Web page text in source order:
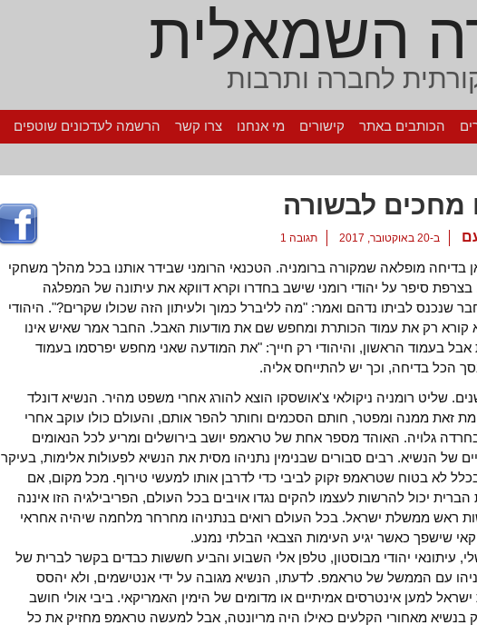
השמאלית
לחברה ותרבות
הכותבים באתר קישורים מי אנחנו צרו קשר הרשמה לעדכונים שוטפים
מחכים לבשורה
ב-20 באוקטובר, 2017 תגובה 1
בדיחה מופלאה שמקורה ברומניה. הטכנאי הרומני שבידר אותנו בכל מהלך משחקי
המונדיאל 1998 בצרפת סיפר על יהודי רומני שישב בחדרו וקרא דווקא את עיתונה של המפלגה
שנכנס לביתו נדהם ואמר: "מה לליברל כמוך ולעיתון הזה שכולו שקרים?". היהודי
קורא רק את עמוד הכותרת ומחפש שם את מודעות האבל. החבר אמר שאיש אינו
בעמוד הראשון, והיהודי רק חייך: "את המודעה שאני מחפש יפרסמו בעמוד
הכל בדיחה, וכך יש להתייחס אליה.
שליט רומניה ניקולאי צ'אושסקו הוצא להורג אחרי משפט מהיר. הנשיא דונלד
זאת ממנה ומפטר, חותם הסכמים וחותר להפר אותם, והעולם כולו עוקב אחרי
גלויה. האוהד מספר אחת של טראמפ יושב בירושלים ומריע לכל הנאומים
של הנשיא. רבים סבורים שבנימין נתניהו מסית את הנשיא לפעולות אלימות, בעיקר
בכלל לא בטוח שטראמפ זקוק לביבי כדי לדרבן אותו למעשי טירוף. מכל מקום, אם
הברית יכול להרשות לעצמו להקים נגדו אויבים בכל העולם, הפריבילגיה הזו איננה
ראש ממשלת ישראל. בכל העולם רואים בנתניהו מחרחר מלחמה שיהיה אחראי
שישפך כאשר יגיע העימות הצבאי הבלתי נמנע.
עיתונאי יהודי מבוסטון, טלפן אלי השבוע והביע חששות כבדים בקשר לברית של
עם הממשל של טראמפ. לדעתו, הנשיא מגובה על ידי אנטישמים, ולא יהסס
למען אינטרסים אמיתיים או מדומים של הימין האמריקאי. ביבי אולי חושב
מאחורי הקלעים כאילו היה מריונטה, אבל למעשה טראמפ מחזיק את כל